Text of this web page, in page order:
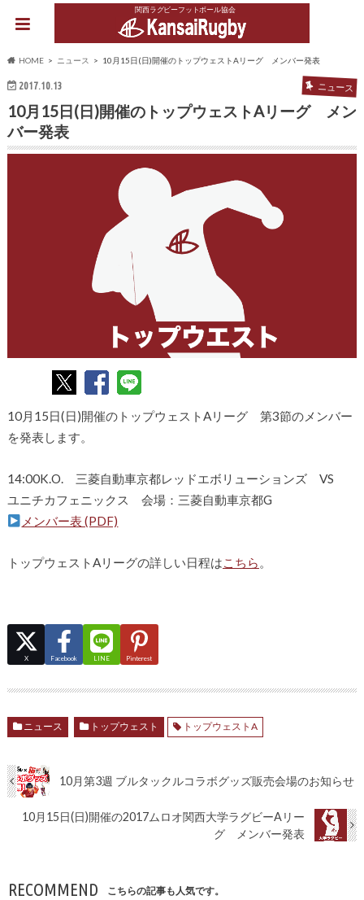
関西ラグビーフットボール協会
HOME ニュース 10月15日(日)開催のトップウェストAリーグ メンバー発表
2017.10.13 ニュース
10月15日(日)開催のトップウェストAリーグ メン
バー発表
10月15日(日)開催のトップウェストAリーグ 第3節のメンバー
を発表します。
14:00K.O. 三菱自動車京都レッドエボリューションズ VS
ユニチカフェニックス 会場：三菱自動車京都G
メンバー表 (PDF)
トップウェストAリーグの詳しい日程はこちら 。
X Facebook LINE Pinterest
ニュース トップウェスト トップウェストA
10月第3週 ブルタックルコラボグッズ販売会場のお知らせ
10月15日(日)開催の2017ムロオ関西大学ラグビーAリー
グ メンバー発表
RECOMMEND こちらの記事も人気です。